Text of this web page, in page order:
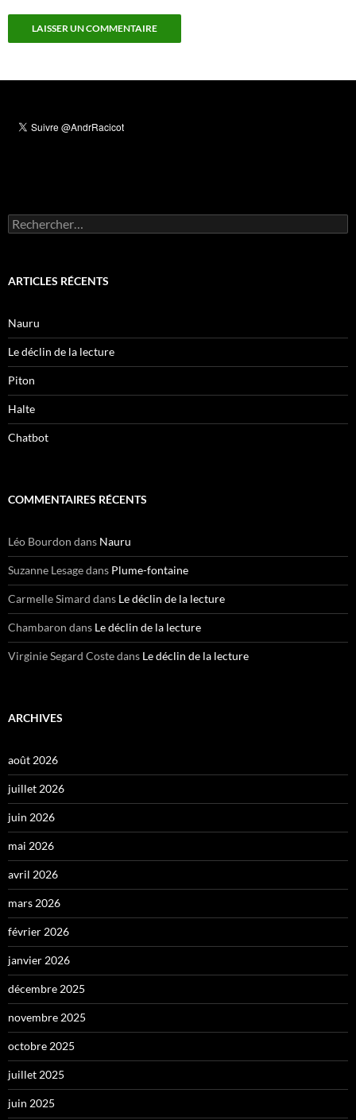
Rechercher :
ARTICLES RÉCENTS
Nauru
Le déclin de la lecture
Piton
Halte
Chatbot
COMMENTAIRES RÉCENTS
Léo Bourdon dans Nauru
Suzanne Lesagedans Plume-fontaine
Carmelle Simard dans Le déclin de la lecture
Chambaron dans Le déclin de la lecture
Virginie Segard Costedans Le déclin de la lecture
ARCHIVES
août 2026
juillet 2026
juin 2026
mai 2026
avril 2026
mars 2026
février 2026
janvier 2026
décembre 2025
novembre 2025
octobre 2025
juillet 2025
juin 2025